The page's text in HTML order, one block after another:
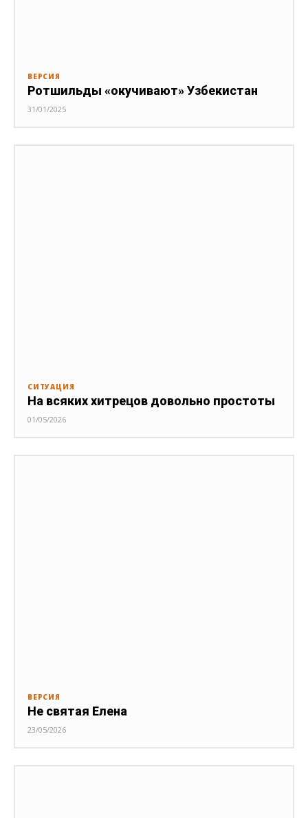
ВЕРСИЯ
Ротшильды «окучивают» Узбекистан
31/01/2025
СИТУАЦИЯ
На всяких хитрецов довольно простоты
01/05/2026
ВЕРСИЯ
Не святая Елена
23/05/2026